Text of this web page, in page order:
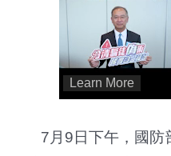
7月9日下午，國防